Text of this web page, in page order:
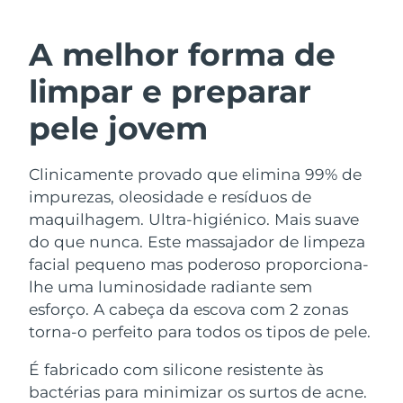
A melhor forma de
limpar e preparar
pele jovem
Clinicamente provado que elimina 99% de
impurezas, oleosidade e resíduos de
maquilhagem. Ultra-higiénico. Mais suave
do que nunca. Este massajador de limpeza
facial pequeno mas poderoso proporciona-
lhe uma luminosidade radiante sem
esforço. A cabeça da escova com 2 zonas
torna-o perfeito para todos os tipos de pele.
É fabricado com silicone resistente às
bactérias para minimizar os surtos de acne.
Limpeza facial
LUNA™ 4 kit
LUNA™ 4 Plus
Massage, LED heating
LUNA™ 4 Men
For men, anti-aging massage
Lifting facial
BEAR™ 2 kit
BEAR™ 2 go
Microcurrent toning on-the-go
BEAR™ 2 eyes & lips
Microcurrent line smoothing device
Hidratação
UFO™ 3 kit
Deep facial hydration
UFO™ 3 LED
device
Cuidado oral
issa™ 4
Hybrid silicone sonic toothbrush
issa™ 4 plus
Smart hybrid silicone sonic toothbrush
TRATAMENTO ANTIENVELHECIMENTO
FAQ™
Antienvelhecimento Tratamentos LED
NEW
Barein Entrega prevista
Bélgica Entrega prevista
Bósnia e
Herzegovina
Entrega prevista
Brunei Entrega prevista8/15/26
Bulgária Entrega prevista
Canadá Entrega prevista 8/14/26
Chile Entrega prevista8/14/26